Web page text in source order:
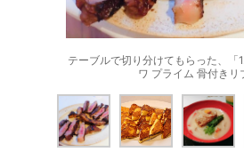
テーブルで切り分けてもらった、「
ワ プライム 骨付きリ